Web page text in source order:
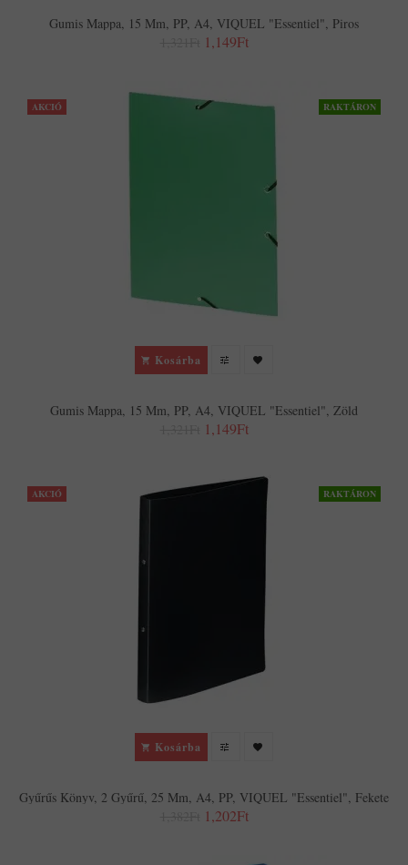
Gumis Mappa, 15 Mm, PP, A4, VIQUEL "Essentiel", Piros
1,149Ft
AKCIÓ RAKTÁRON
Kosárba
Gumis Mappa, 15 Mm, PP, A4, VIQUEL "Essentiel", Zöld
1,149Ft
AKCIÓ RAKTÁRON
Kosárba
Gyűrűs Könyv, 2 Gyűrű, 25 Mm, A4, PP, VIQUEL "Essentiel", Fekete
1,202Ft